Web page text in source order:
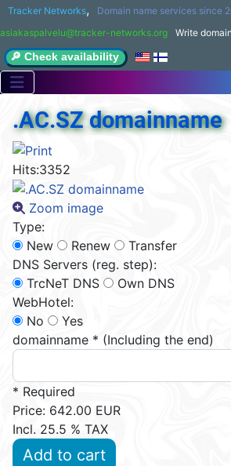
Tracker Networks, Domain name services since
asiakaspalvelu@tracker-networks.org
Write
🔎 Check availability
.AC.SZ domainname
Hits:3352
Zoom image
Type:
New
Renew
Transfer
DNS Servers (reg. step):
TrcNeT DNS
Own DNS
WebHotel:
No
Yes
domainname * (Including the end)
* Required
Price: 642.00 EUR
Incl. 25.5 % TAX
Add to cart